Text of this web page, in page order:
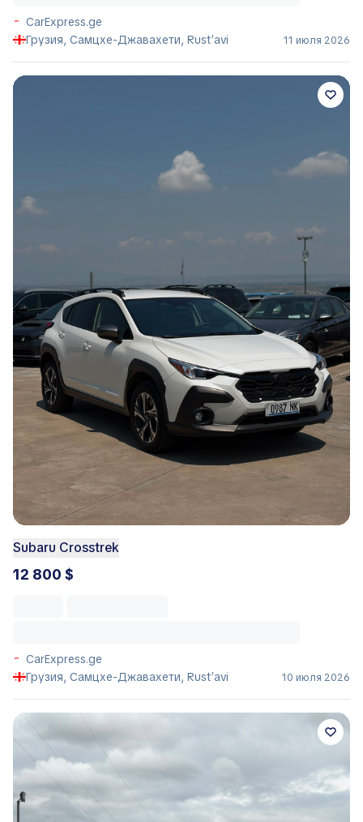
CarExpress.ge
Грузия, Самцхе-Джавахети, Rust’avi
11 июля 2026
Subaru Crosstrek
12 800 $
CarExpress.ge
Грузия, Самцхе-Джавахети, Rust’avi
10 июля 2026